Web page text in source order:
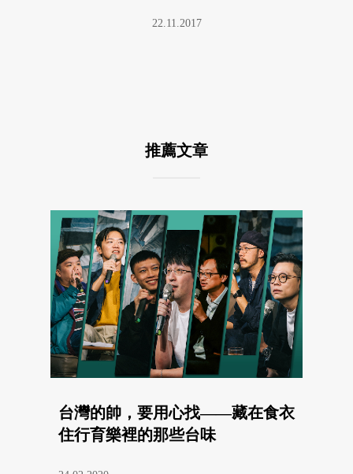
22.11.2017
推薦文章
台灣的帥，要用心找——藏在食衣
住行育樂裡的那些台味